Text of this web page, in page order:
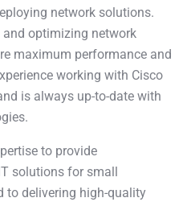
network solutions.
optimizing network
maximum performance and
working with Cisco
is always up-to-date with
to provide
solutions for small
to delivering high-quality